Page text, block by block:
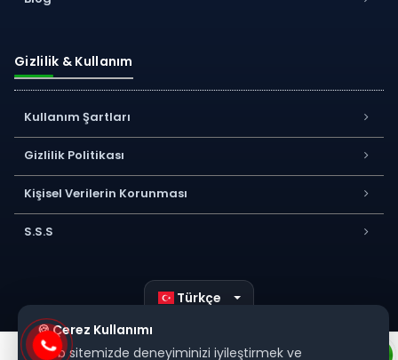
Gizlilik & Kullanım
Kullanım Şartları
Gizlilik Politikası
Kişisel Verilerin Korunması
S.S.S
Türkçe
🍪 Çerez Kullanımı
Web sitemizde deneyiminizi iyileştirmek ve